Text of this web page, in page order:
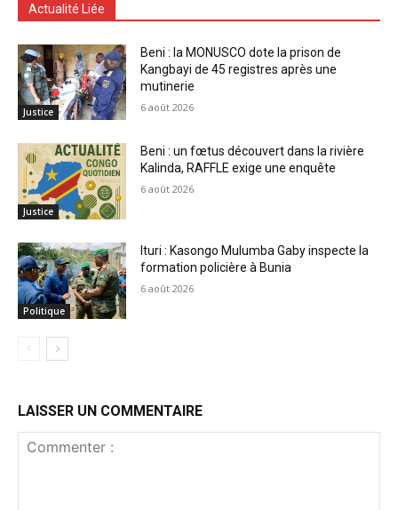
Actualité Liée
Justice
Beni : la MONUSCO dote la prison de
Kangbayi de 45 registres après une
mutinerie
6 août 2026
Justice
Beni : un fœtus découvert dans la rivière
Kalinda, RAFFLE exige une enquête
6 août 2026
Politique
Ituri : Kasongo Mulumba Gaby inspecte la
formation policière à Bunia
6 août 2026
LAISSER UN COMMENTAIRE